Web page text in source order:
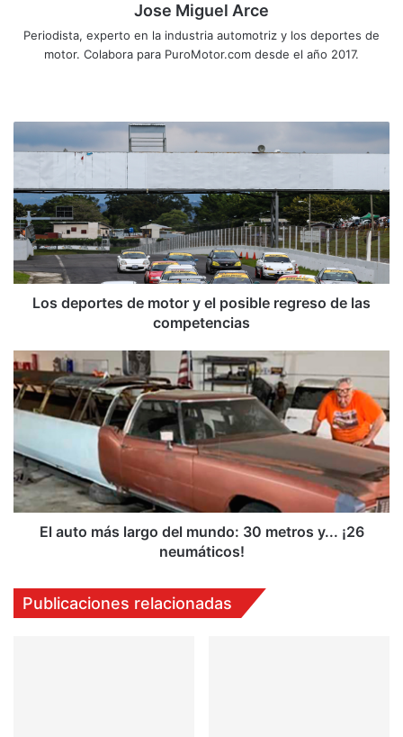
Jose Miguel Arce
Periodista, experto en la industria automotriz y los deportes de
motor. Colabora para PuroMotor.com desde el año 2017.
Los
deportes
motor
y
el
posible
regreso
de
Los deportes de motor y el posible regreso de las
competencias
El
auto
más
largo
mundo:
30
metros
y...
El auto más largo del mundo: 30 metros y... ¡26
neumáticos!
Publicaciones relacionadas